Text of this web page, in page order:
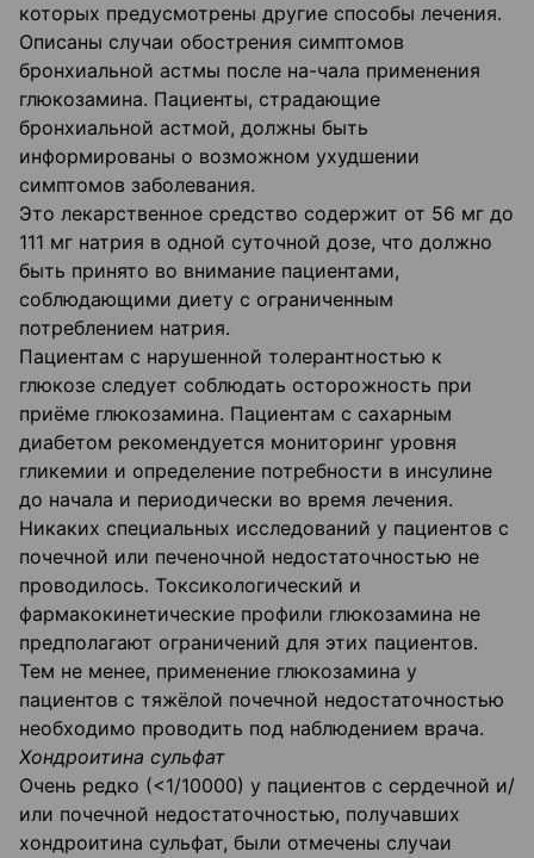
которых предусмотрены другие способы лечения.
Описаны случаи обострения симптомов
бронхиальной астмы после на-чала применения
глюкозамина. Пациенты, страдающие
бронхиальной астмой, должны быть
информированы о возможном ухудшении
симптомов заболевания.
Это лекарственное средство содержит от 56 мг до
111 мг натрия в одной суточной дозе, что должно
быть принято во внимание пациентами,
соблюдающими диету с ограниченным
потреблением натрия.
Пациентам с нарушенной толерантностью к
глюкозе следует соблюдать осторожность при
приёме глюкозамина. Пациентам с сахарным
диабетом рекомендуется мониторинг уровня
гликемии и определение потребности в инсулине
до начала и периодически во время лечения.
Никаких специальных исследований у пациентов с
почечной или печеночной недостаточностью не
проводилось. Токсикологический и
фармакокинетические профили глюкозамина не
предполагают ограничений для этих пациентов.
Тем не менее, применение глюкозамина у
пациентов с тяжёлой почечной недостаточностью
необходимо проводить под наблюдением врача.
Хондроитина сульфат
Очень редко (<1/10000) у пациентов с сердечной и/
или почечной недостаточностью, получавших
хондроитина сульфат, были отмечены случаи